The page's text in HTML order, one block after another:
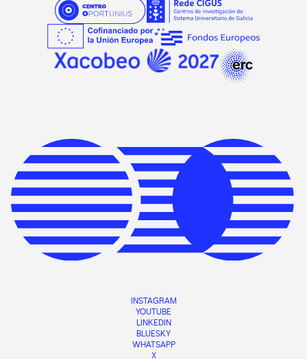
INSTAGRAM
YOUTUBE
LINKEDIN
BLUESKY
WHATSAPP
X